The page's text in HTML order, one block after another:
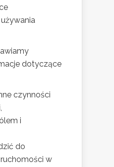
dotyczące
czynności
i
do
w